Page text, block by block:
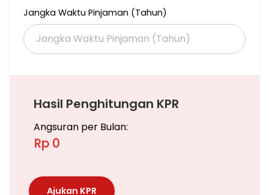
Jangka Waktu Pinjaman (Tahun)
Hasil Penghitungan KPR
Angsuran per Bulan:
Rp 0
Ajukan KPR